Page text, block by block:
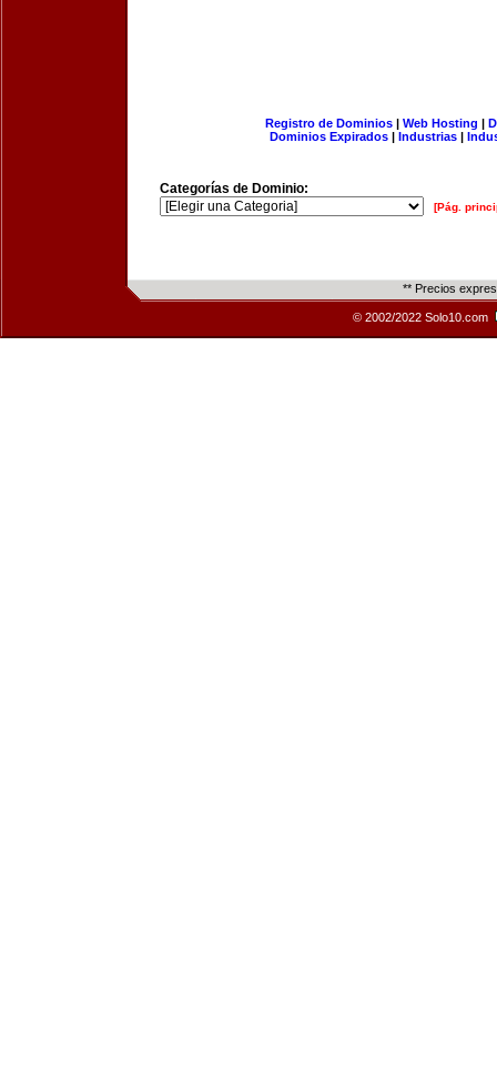
Registro de Dominios| Web Hosting |
Dominios Expirados | Industrias |
Categorías de Dominio:
[Pág.
** Precios
© 2002/2022 Solo10.com